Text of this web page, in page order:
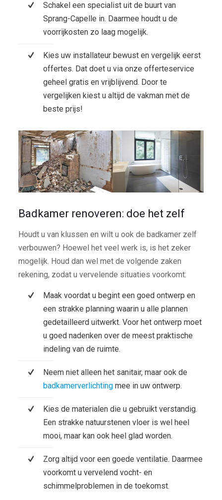
Schakel een specialist uit de buurt van
Sprang-Capelle in. Daarmee houdt u de
voorrijkosten zo laag mogelijk.
Kies uw installateur bewust en vergelijk eerst
offertes. Dat doet u via onze offerteservice
geheel gratis en vrijblijvend. Door te
vergelijken kiest u altijd de vakman met de
beste prijs!
Badkamer renoveren: doe het zelf
Houdt u van klussen en wilt u ook de badkamer zelf
verbouwen? Hoewel het veel werk is, is het zeker
mogelijk. Houd dan wel met de volgende zaken
rekening, zodat u vervelende situaties voorkomt:
Maak voordat u begint een goed ontwerp en
een strakke planning waarin u alle plannen
gedetailleerd uitwerkt. Voor het ontwerp moet
u goed nadenken over de meest praktische
indeling van de ruimte.
Neem niet alleen het sanitair, maar ook de
badkamerverlichtingmee in uw ontwerp.
Kies de materialen die u gebruikt verstandig.
Een strakke natuurstenen vloer is wel heel
mooi, maar kan ook heel glad worden.
Zorg altijd voor een goede ventilatie. Daarmee
voorkomt u vervelend vocht- en
schimmelproblemen in de toekomst.